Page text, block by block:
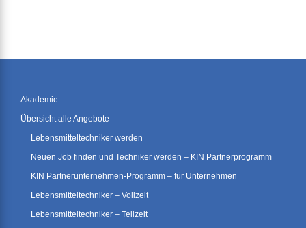
Akademie
Übersicht alle Angebote
Lebensmitteltechniker werden
Neuen Job finden und Techniker werden – KIN Partnerprogramm
KIN Partnerunternehmen-Programm – für Unternehmen
Lebensmitteltechniker – Vollzeit
Lebensmitteltechniker – Teilzeit